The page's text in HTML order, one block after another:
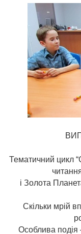
Тематичний цикл
і Золота
Скільки мрій
Особлива подія